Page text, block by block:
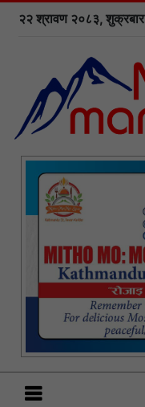
२२ श्रावण २०८३, शुक्रबार